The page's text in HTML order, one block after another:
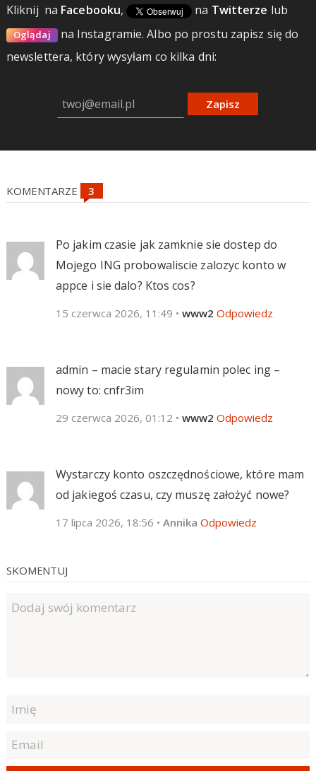
Kliknij na Facebooku, na Twitterze lub
Oglądaj na Instagramie.Albo po prostu zapisz się do
newslettera, który wysyłam co kilka dni:
Zapisz
KOMENTARZE
Po jakim czasie jak zamknie sie dostep do
Mojego ING probowaliscie zalozyc konto w
appce i sie dalo? Ktos cos?
15 czerwca 2026, 11:49 • www2 Odpowiedz
admin – macie stary regulamin polec ing –
nowy to: cnfr3im
29 czerwca 2026, 01:12 • www2 Odpowiedz
Wystarczy konto oszczędnościowe, które mam
od jakiegoś czasu, czy muszę założyć nowe?
17 lipca 2026, 18:56 • Annika Odpowiedz
SKOMENTUJ